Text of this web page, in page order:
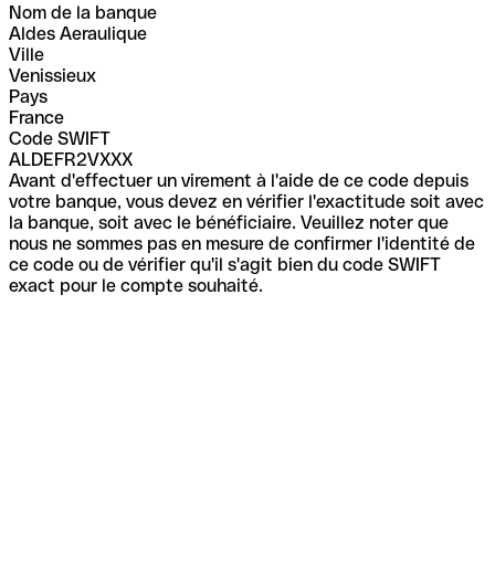
Nom de la banque
Aldes Aeraulique
Ville
Venissieux
Pays
France
Code SWIFT
ALDEFR2VXXX
Avant d'effectuer un virement à l'aide de ce code depuis
votre banque, vous devez en vérifier l'exactitude soit avec
la banque, soit avec le bénéficiaire. Veuillez noter que
nous ne sommes pas en mesure de confirmer l'identité de
ce code ou de vérifier qu'il s'agit bien du code SWIFT
exact pour le compte souhaité.